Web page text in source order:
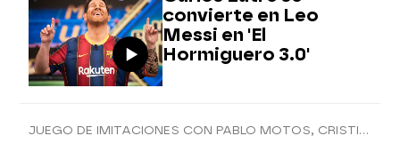
convierte en Leo
Messi en 'El
Hormiguero 3.0'
JUEGO DE IMITACIONES CON PABLO MOTOS, CRISTINA PARDO, NURIA ROCA Y MARRON